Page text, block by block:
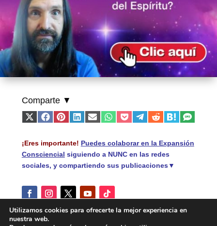
Comparte ▼
Compartir
X
Compartir
FacebookCompartir
PinterestCompartir
LinkedInCompartir
EmailCompartir
WhatsAppCompartir
PocketCompartir
TelegramCompartir
RedditCompartir
HatenaSMS
¡Eres importante! Puedes colaborar en la Expansión
Consciencial siguiendo a NUNC en las redes
sociales, y compartiendo sus publicaciones▼
Utilizamos cookies para ofrecerte la mejor experiencia en
nuestra web.